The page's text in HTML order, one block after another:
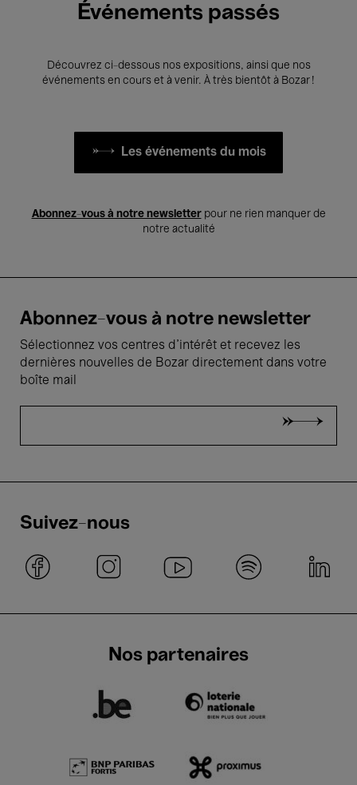
Événements passés
Découvrez ci-dessous nos expositions, ainsi que nos
événements en cours et à venir. À très bientôt à Bozar !
Les événements du mois
Abonnez-vous à notre newsletterpour ne rien manquer de
notre actualité
Abonnez-vous à notre newsletter
Sélectionnez vos centres d'intérêt et recevez les
dernières nouvelles de Bozar directement dans votre
boîte mail
Suivez-nous
Nos partenaires